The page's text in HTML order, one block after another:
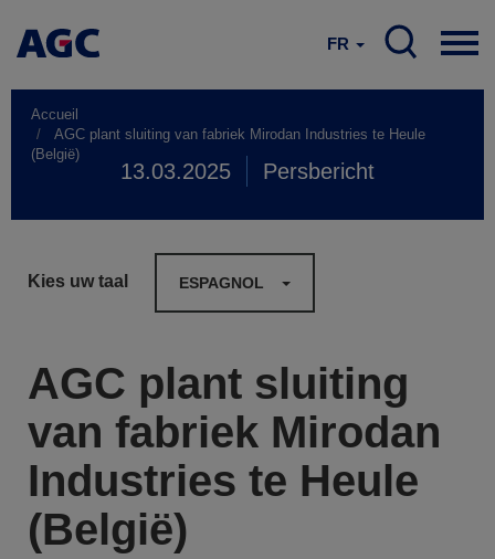
FR
Accueil
AGC plant sluiting van fabriek Mirodan Industries te Heule
(België)
13.03.2025 Persbericht
Kies uw taal ESPAGNOL
AGC plant sluiting
van fabriek Mirodan
Industries te Heule
(België)